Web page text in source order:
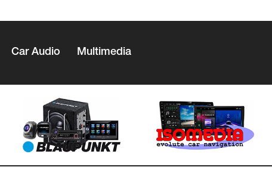
Car Audio Multimedia